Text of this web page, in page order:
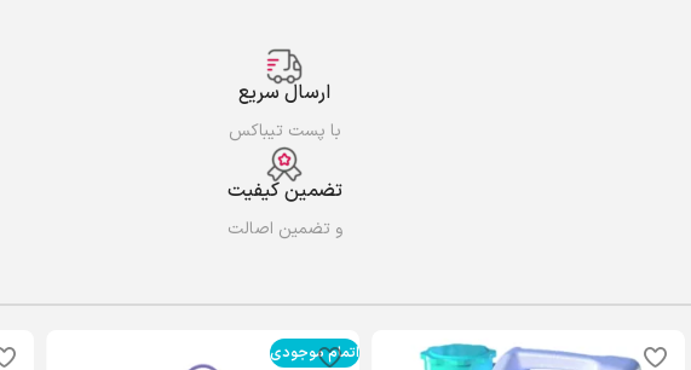
ارسال سریع
با پست تیباکس
تضمین کیفیت
و تضمین اصالت
اتمام موجودی